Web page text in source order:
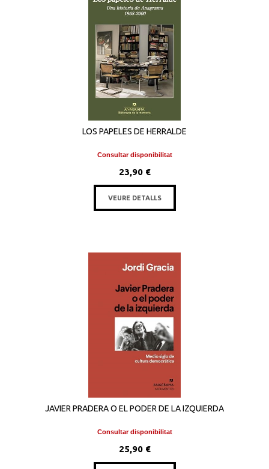
LOS PAPELES DE HERRALDE
Consultar disponibilitat
23,90 €
VEURE DETALLS
JAVIER PRADERA O EL PODER DE LA IZQUIERDA
Consultar disponibilitat
25,90 €